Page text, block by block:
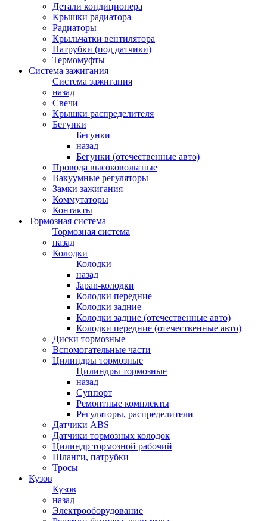
Детали кондиционера
Крышки радиатора
Радиаторы
Крыльчатки вентилятора
Патрубки (под датчики)
Термомуфты
Система зажигания
Система зажигания
назад
Свечи
Крышки распределителя
Бегунки
Бегунки
назад
Бегунки (отечественные авто)
Провода высоковольтные
Вакуумные регуляторы
Замки зажигания
Коммутаторы
Контакты
Тормозная система
Тормозная система
назад
Колодки
Колодки
назад
Japan-колодки
Колодки передние
Колодки задние
Колодки задние (отечественные авто)
Колодки передние (отечественные авто)
Диски тормозные
Вспомогательные части
Цилиндры тормозные
Цилиндры тормозные
назад
Суппорт
Ремонтные комплекты
Регуляторы, распределители
Датчики ABS
Датчики тормозных колодок
Цилиндр тормозной рабочий
Шланги, патрубки
Тросы
Кузов
Кузов
назад
Электрооборудование